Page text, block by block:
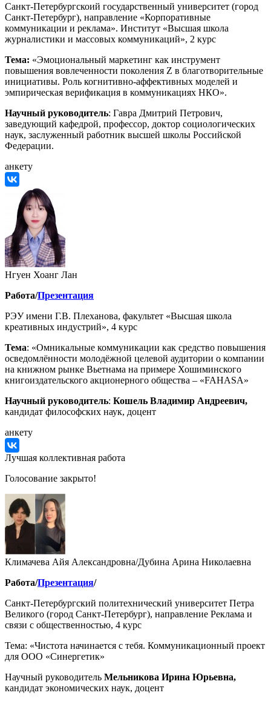
Санкт-Петербургскоий государственный университет (город
Санкт-Петербург), направление «Корпоративные
коммуникации и реклама». Институт «Высшая школа
журналистики и массовых коммуникаций», 2 курс
Тема: «Эмоциональный маркетинг как инструмент
повышения вовлеченности поколения Z в благотворительные
инициативы. Роль когнитивно-аффективных моделей и
эмпирическая верификация в коммуникациях НКО».
Научный руководитель: Гавра Дмитрий Петрович,
заведующий кафедрой, профессор, доктор социологических
наук, заслуженный работник высшей школы Российской
Федерации.
анкету
Нгуен Хоанг Лан
Работа/Презентация
РЭУ имени Г.В. Плеханова, факультет «Высшая школа
креативных индустрий», 4 курс
Тема: «Омникальные коммуникации как средство повышения
осведомлённости молодёжной целевой аудитории о компании
на книжном рынке Вьетнама на примере Хошиминского
книгоиздательского акционерного общества – «FAHASA»
Научный руководитель: Кошель Владимир Андреевич,
кандидат философских наук, доцент
анкету
Лучшая коллективная работа
Голосование закрыто!
Климачева Айя Александровна/Дубина Арина Николаевна
Работа/Презентация/
Санкт-Петербургский политехнический университет Петра
Великого (город Санкт-Петербург), направление Реклама и
связи с общественностью, 4 курс
Тема: «Чистота начинается с тебя. Коммуникационный проект
для ООО «Синергетик»
Научный руководитель Мельникова Ирина Юрьевна,
кандидат экономических наук, доцент